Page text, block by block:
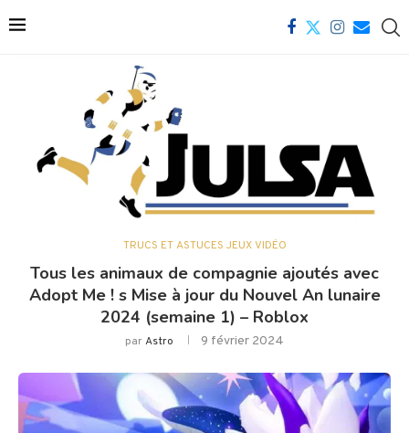
TRUCS ET ASTUCES JEUX VIDÉO
Tous les animaux de compagnie ajoutés avec
Adopt Me ! s Mise à jour du Nouvel An lunaire
2024 (semaine 1) – Roblox
parAstro 9 février 2024